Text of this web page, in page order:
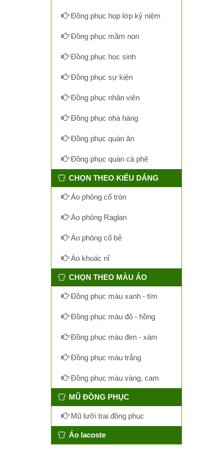
Đồng phục họp lớp kỷ niệm
Đồng phục mầm non
Đồng phục học sinh
Đồng phục sự kiện
Đồng phục nhân viên
Đồng phục nhà hàng
Đồng phục quán ăn
Đồng phục quán cà phê
CHỌN THEO KIỂU DÁNG
Áo phông cổ tròn
Áo phông Raglan
Áo phông cổ bẻ
Áo khoác nỉ
CHỌN THEO MÀU ÁO
Đồng phục màu xanh - tím
Đồng phục màu đỏ - hồng
Đồng phục màu đen - xám
Đồng phục màu trắng
Đồng phục màu vàng, cam
MŨ ĐỒNG PHỤC
Mũ lưỡi trai đồng phục
Áo lacoste